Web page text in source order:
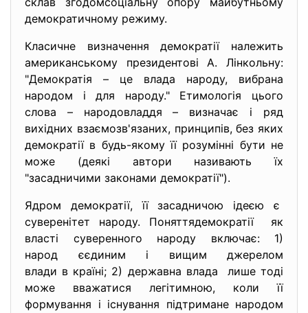
демократичному режиму.
Класичне визначення демократії належить
американському президентові А. Лінкольну:
"Демократія – це влада народу, вибрана
народом і для народу." Етимологія цього
слова – народовладдя – визначає і ряд
вихідних взаємозв'язаних, принципів, без яких
демократії в будь-якому її розумінні бути не
може (деякі автори називають їх
"засадничими законами демократії").
Ядром демократії, її засадничою ідеєю є
суверенітет народу. Поняттядемократії як
власті суверенного народу включає: 1)
народ єєдиним і вищим джерелом
влади в країні; 2) державна влада лише тоді
може вважатися легітимною, коли її
формування і існування підтримане народом